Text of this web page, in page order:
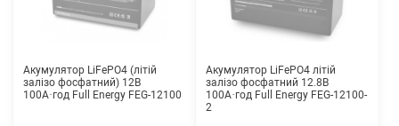
Акумулятор LiFePO4 (літій
залізо фосфатний) 12В
100А·год Full Energy FEG-12100
Акумулятор LiFePO4 літій
залізо фосфатний 12.8В
100А·год Full Energy FEG-12100-
2